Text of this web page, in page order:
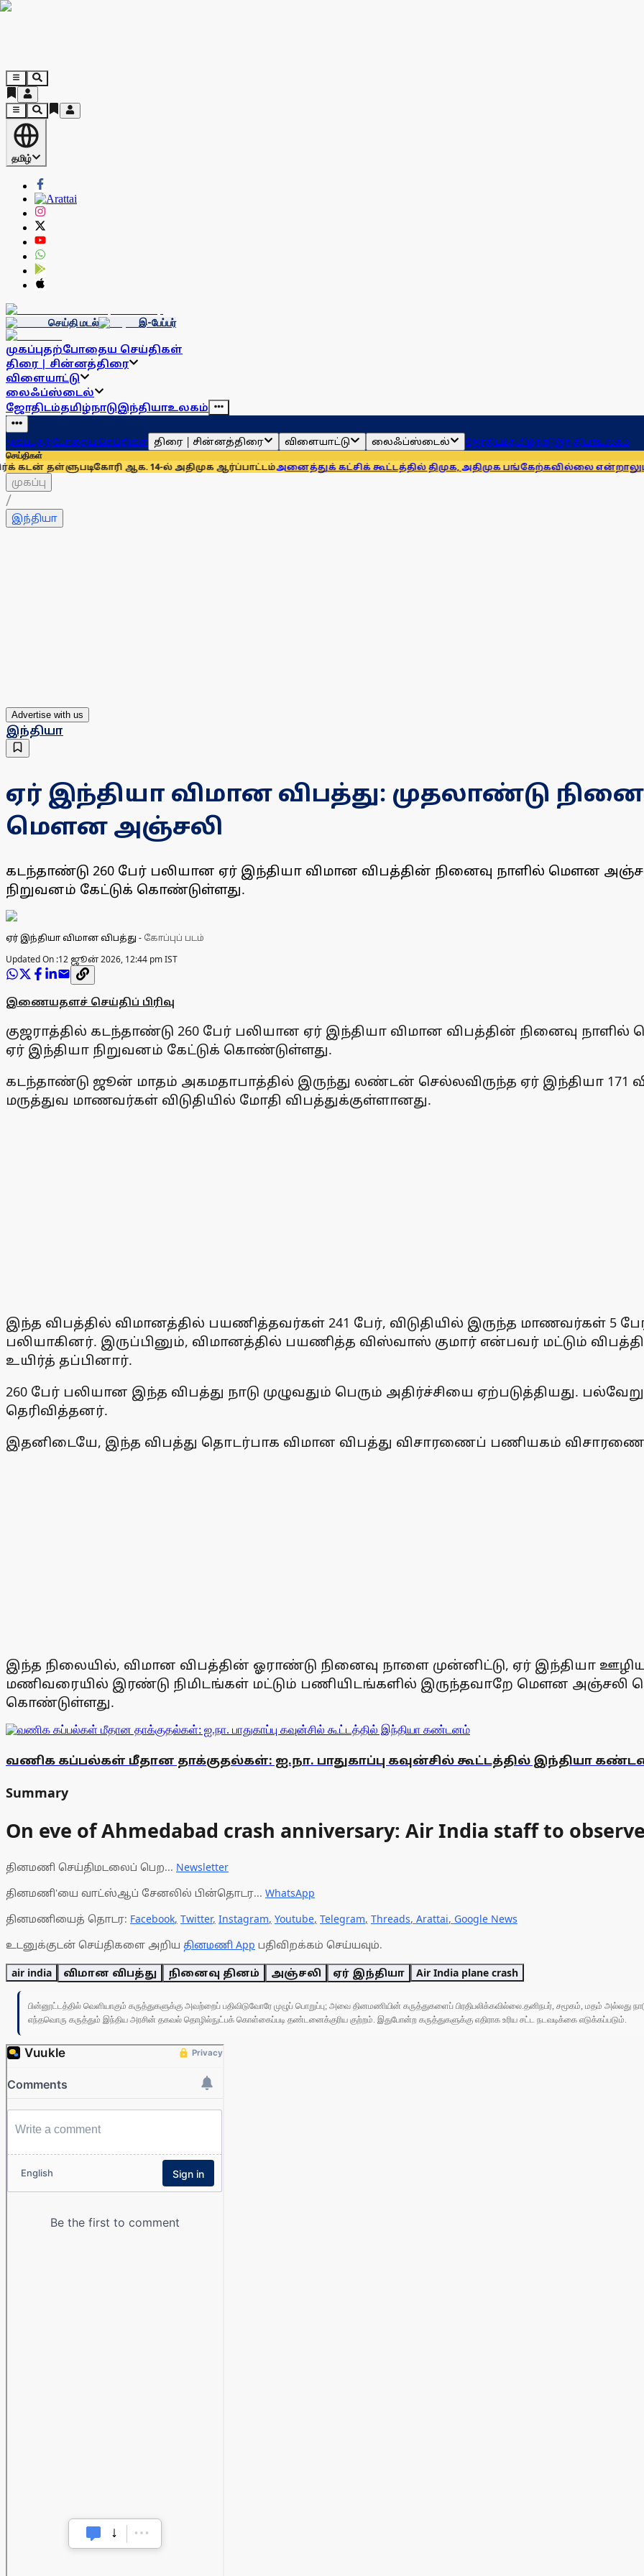
தமிழ்
செய்தி மடல் இ-பேப்பர்
முகப்புதற்போதைய செய்திகள்
திரை | சின்னத்திரை
விளையாட்டு
லைஃப்ஸ்டைல்
ஜோதிடம்தமிழ்நாடுஇந்தியாஉலகம்
முகப்புதற்போதைய செய்திகள் திரை | சின்னத்திரை விளையாட்டு லைஃப்ஸ்டைல் ஜோதிடம்தமிழ்நாடுஇந்தியாஉலகம்
செய்திகள்
ஆக. 14-ல் அதிமுக ஆர்ப்பாட்டம்அனைத்துக் கட்சிக் கூட்டத்தில் திமுக, அதிமுக பங்கேற்கவில்லை என்றாலும் இதே
முகப்பு
/
இந்தியா
Advertise with us
இந்தியா
ஏர் இந்தியா விமான விபத்து: முதலாண்டு
மௌன அஞ்சலி
கடந்தாண்டு 260 பேர் பலியான ஏர் இந்தியா விமான விபத்தின் நினைவு நாளில் மௌன
நிறுவனம் கேட்டுக் கொண்டுள்ளது.
ஏர் இந்தியா விமான விபத்து - கோப்புப் படம்
Updated On :12 ஜூன் 2026, 12:44 pm IST
இணையதளச் செய்திப் பிரிவு
குஜராத்தில் கடந்தாண்டு 260 பேர் பலியான ஏர் இந்தியா விமான விபத்தின் நினைவு
ஏர் இந்தியா நிறுவனம் கேட்டுக் கொண்டுள்ளது.
கடந்தாண்டு ஜூன் மாதம் அகமதாபாத்தில் இருந்து லண்டன் செல்லவிருந்த ஏர் இந்தியா 171
மருத்துவ மாணவர்கள் விடுதியில் மோதி விபத்துக்குள்ளானது.
இந்த விபத்தில் விமானத்தில் பயணித்தவர்கள் 241 பேர், விடுதியில் இருந்த மாணவர்கள் 5
பலியாகினர். இருப்பினும், விமானத்தில் பயணித்த விஸ்வாஸ் குமார் என்பவர் மட்டும்
உயிர்த் தப்பினார்.
260 பேர் பலியான இந்த விபத்து நாடு முழுவதும் பெரும் அதிர்ச்சியை ஏற்படுத்தியது.
தெரிவித்தனர்.
இதனிடையே, இந்த விபத்து தொடர்பாக விமான விபத்து விசாரணைப் பணியகம் விசாரணை
இந்த நிலையில், விமான விபத்தின் ஓராண்டு நினைவு நாளை முன்னிட்டு, ஏர் இந்தியா
மணிவரையில் இரண்டு நிமிடங்கள் மட்டும் பணியிடங்களில் இருந்தவாறே மௌன அஞ்சலி
கொண்டுள்ளது.
வணிக கப்பல்கள் மீதான தாக்குதல்கள்: ஐ.நா. பாதுகாப்பு கவுன்சில் கூட்டத்தில் இந்தியா
Summary
On eve of Ahmedabad crash anniversary: Air India staff to
தினமணி செய்திமடலைப் பெற... Newsletter
தினமணி'யை வாட்ஸ்ஆப் சேனலில் பின்தொடர... WhatsApp
தினமணியைத் தொடர: Facebook, Twitter, Instagram, Youtube, Telegram, Threads, Arattai, Google News
உடனுக்குடன் செய்திகளை அறிய தினமணி App பதிவிறக்கம் செய்யவும்.
air india விமான விபத்து நினைவு தினம் அஞ்சலி ஏர் இந்தியா Air India plane crash
பின்னூட்டத்தில் வெளியாகும் கருத்துகளுக்கு அவற்றைப் பதிவிடுவோரே முழுப் பொறுப்பு; அவை தினமணியின் கருத்துகளைப் பிரதிபலிக்கவில்லை.தனிநபர், சமூகம், மதம் அல்லது
எந்தவொரு கருத்தும் இந்திய அரசின் தகவல் தொழில்நுட்பக் கொள்கைப்படி தண்டனைக்குரிய குற்றம். இதுபோன்ற கருத்துகளுக்கு எதிராக உரிய சட்ட நடவடிக்கை எடுக்கப்படும்.